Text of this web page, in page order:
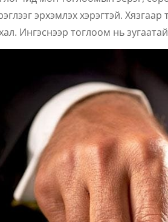
эрхэмлэх хэрэгтэй.
Ингэснээр тоглоом нь